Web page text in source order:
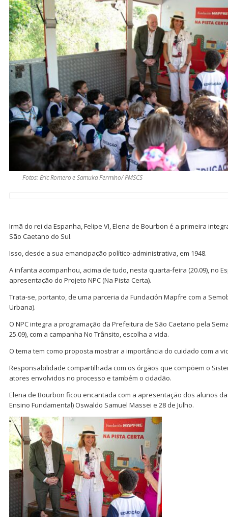
Fotos: Eric Romero e Samuka Fermino/ PMSCS
Irmã do rei da Espanha, Felipe VI, Elena de Bourbon é a primeira
São Caetano do Sul.
Isso, desde a sua emancipação político-administrativa, em 1948.
A infanta acompanhou, acima de tudo, nesta quarta-feira (20.09), no
apresentação do Projeto NPC (Na Pista Certa).
Trata-se, portanto, de uma parceria da Fundación Mapfre com a
Urbana).
O NPC integra a programação da Prefeitura de São Caetano pela
25.09), com a campanha No Trânsito, escolha a vida.
O tema tem como proposta mostrar a importância do cuidado com a
Responsabilidade compartilhada com os órgãos que compõem o
atores envolvidos no processo e também o cidadão.
Elena de Bourbon ficou encantada com a apresentação dos alunos
Ensino Fundamental) Oswaldo Samuel Massei e 28 de Julho.